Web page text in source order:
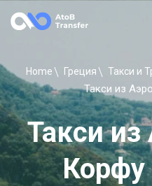
Home Греция Такси и
Такси из
Корфу